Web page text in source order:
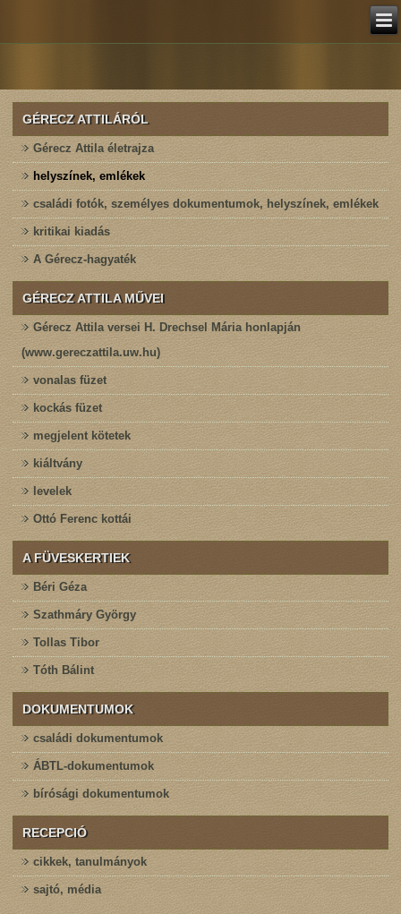
GÉRECZ ATTILÁRÓL
Gérecz Attila életrajza
helyszínek, emlékek
családi fotók, személyes dokumentumok, helyszínek, emlékek
kritikai kiadás
A Gérecz-hagyaték
GÉRECZ ATTILA MŰVEI
Gérecz Attila versei H. Drechsel Mária honlapján
(www.gereczattila.uw.hu)
vonalas füzet
kockás füzet
megjelent kötetek
kiáltvány
levelek
Ottó Ferenc kottái
A FÜVESKERTIEK
Béri Géza
Szathmáry György
Tollas Tibor
Tóth Bálint
DOKUMENTUMOK
családi dokumentumok
ÁBTL-dokumentumok
bírósági dokumentumok
RECEPCIÓ
cikkek, tanulmányok
sajtó, média